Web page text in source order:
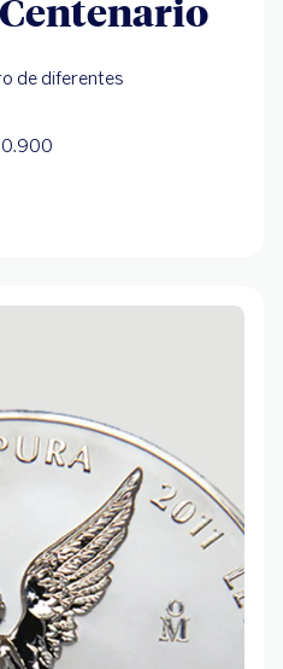
de diferentes
0.900